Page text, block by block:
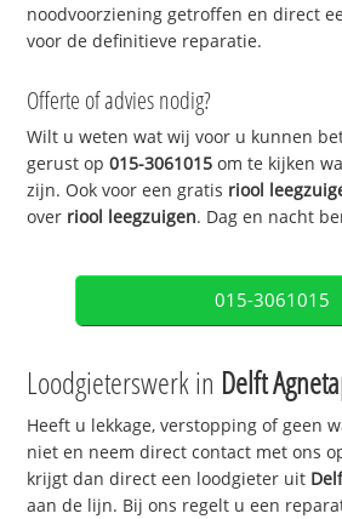
noodvoorziening getroffen en direct
voor de definitieve reparatie.
Offerte of advies nodig?
Wilt u weten wat wij voor u kunnen
gerust op015-3061015 om te kijken
zijn. Ook voor een gratis riool
over riool leegzuigen. Dag en nacht
015-3061015
Loodgieterswerk in Delft
Heeft u lekkage, verstopping of geen
niet en neem direct contact met ons
krijgt dan direct een loodgieter uit
aan de lijn. Bij ons regelt u een